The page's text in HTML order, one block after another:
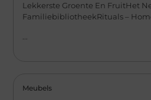
Lekkerste Groente En FruitHet
FamiliebibliotheekRituals –
Meubels